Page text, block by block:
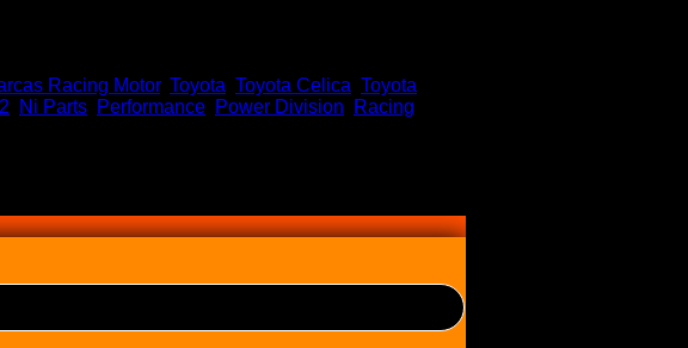
Racing Motor, Toyota Toyota Celica Toyota
Ni Parts Performance Power Division Racing